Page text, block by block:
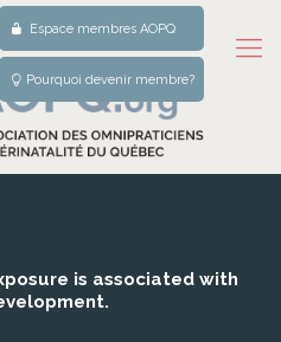
Espace membres AOPQ
Pourquoi devenir membre?
is associated with